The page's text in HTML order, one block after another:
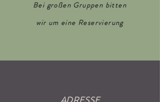
Bei großen Gruppen bitten
wir um eine Reservierung